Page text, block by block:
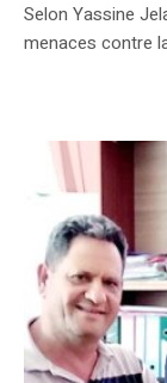
Selon Yassine
menaces contre